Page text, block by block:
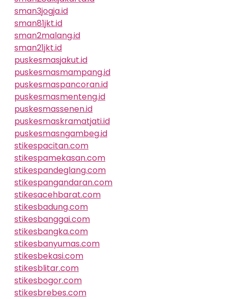
sman3jogja.id
sman81jkt.id
sman2malang.id
sman21jkt.id
puskesmasjakut.id
puskesmasmampang.id
puskesmaspancoran.id
puskesmasmenteng.id
puskesmassenen.id
puskesmaskramatjati.id
puskesmasngambeg.id
stikespacitan.com
stikespamekasan.com
stikespandeglang.com
stikespangandaran.com
stikesacehbarat.com
stikesbadung.com
stikesbanggai.com
stikesbangka.com
stikesbanyumas.com
stikesbekasi.com
stikesblitar.com
stikesbogor.com
stikesbrebes.com